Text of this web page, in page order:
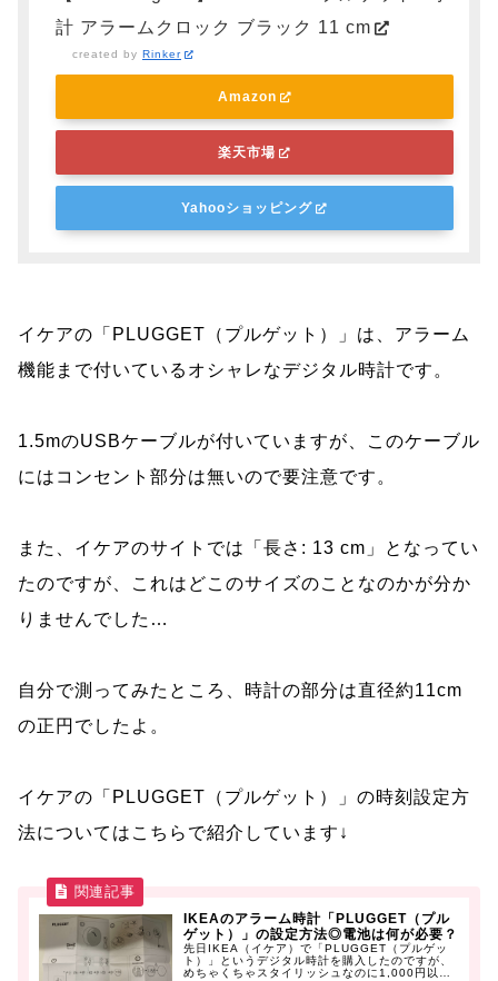
計 アラームクロック ブラック 11 cm
created by Rinker
Amazon
楽天市場
Yahooショッピング
イケアの「PLUGGET（プルゲット）」は、アラーム
機能まで付いているオシャレなデジタル時計です。
1.5mのUSBケーブルが付いていますが、このケーブル
にはコンセント部分は無いので要注意です。
また、イケアのサイトでは「長さ: 13 cm」となってい
たのですが、これはどこのサイズのことなのかが分か
りませんでした…
自分で測ってみたところ、時計の部分は直径約11cm
の正円でしたよ。
イケアの「PLUGGET（プルゲット）」の時刻設定方
法についてはこちらで紹介しています↓
IKEAのアラーム時計「PLUGGET（プル
ゲット）」の設定方法◎電池は何が必要？
先日IKEA（イケア）で「PLUGGET（プルゲッ
ト）」というデジタル時計を購入したのですが、
めちゃくちゃスタイリッシュなのに1,000円以下